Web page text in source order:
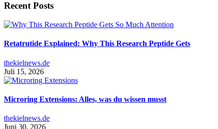
Recent Posts
Retatrutide Explained: Why This Research Peptide Gets
thekielnews.de
Juli 15, 2026
Microring Extensions: Alles, was du wissen musst
thekielnews.de
Juni 30, 2026